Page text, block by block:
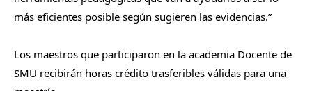
más eficientes posible según sugieren las evidencias.”
Los maestros que participaron en la academia Docente de
SMU recibirán horas crédito trasferibles válidas para una